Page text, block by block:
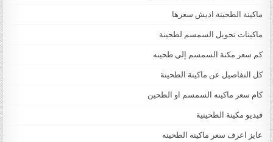
ماكينة الطحينة اديش سعرها
ماكينات تحويل السمسم لطحينة
كم سعر مكنة السمسم إلي طحينه
كل التفاصيل عن ماكينة الطحينة
كام سعر ماكينه السمسم او الطحين
فيديو مكينة الطحينية
عايز اعرف سعر ماكينه الطحينه